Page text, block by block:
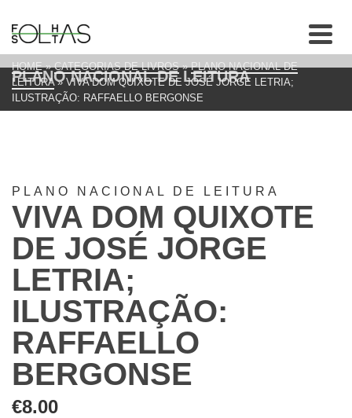
PLANO NACIONAL DE LEITURA
HOME » CATEGORIAS DE LIVROS » PLANO NACIONAL DE
LEITURA » VIVA DOM QUIXOTE DE JOSÉ JORGE LETRIA;
ILUSTRAÇÃO: RAFFAELLO BERGONSE
PLANO NACIONAL DE LEITURA
VIVA DOM QUIXOTE
DE JOSÉ JORGE
LETRIA;
ILUSTRAÇÃO:
RAFFAELLO
BERGONSE
€8.00